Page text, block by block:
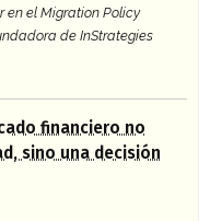
en el Migration Policy
de InStrategies
financiero no
sino una decisión